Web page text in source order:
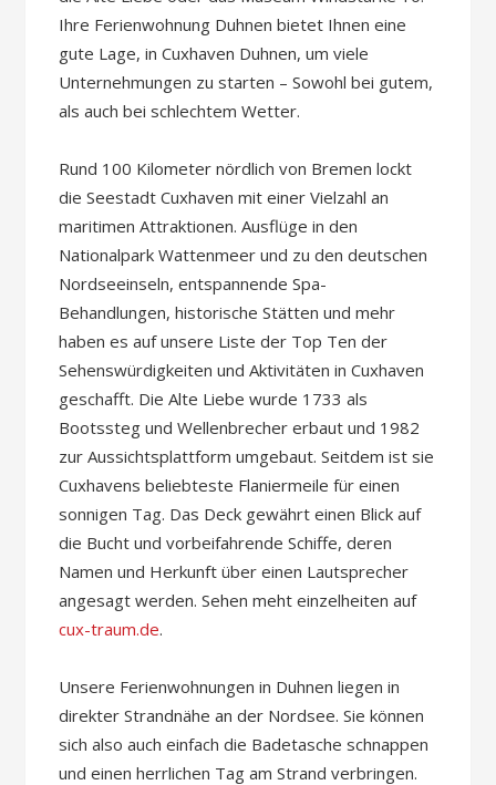
Ihre Ferienwohnung Duhnen bietet Ihnen eine
gute Lage, in Cuxhaven Duhnen, um viele
Unternehmungen zu starten – Sowohl bei gutem,
als auch bei schlechtem Wetter.
Rund 100 Kilometer nördlich von Bremen lockt
die Seestadt Cuxhaven mit einer Vielzahl an
maritimen Attraktionen. Ausflüge in den
Nationalpark Wattenmeer und zu den deutschen
Nordseeinseln, entspannende Spa-
Behandlungen, historische Stätten und mehr
haben es auf unsere Liste der Top Ten der
Sehenswürdigkeiten und Aktivitäten in Cuxhaven
geschafft. Die Alte Liebe wurde 1733 als
Bootssteg und Wellenbrecher erbaut und 1982
zur Aussichtsplattform umgebaut. Seitdem ist sie
Cuxhavens beliebteste Flaniermeile für einen
sonnigen Tag. Das Deck gewährt einen Blick auf
die Bucht und vorbeifahrende Schiffe, deren
Namen und Herkunft über einen Lautsprecher
angesagt werden. Sehen meht einzelheiten auf
cux-traum.de.
Unsere Ferienwohnungen in Duhnen liegen in
direkter Strandnähe an der Nordsee. Sie können
sich also auch einfach die Badetasche schnappen
und einen herrlichen Tag am Strand verbringen.